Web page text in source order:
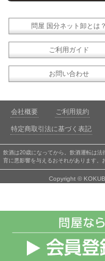
問屋 国分ネット卸とは？
ご利用ガイド
お問い合わせ
会社概要 ご利用規約
特定商取引法に基づく表記
飲酒は20歳になってから。飲酒運転は
育に悪影響を与えるおそれがあります。
Copyright ©